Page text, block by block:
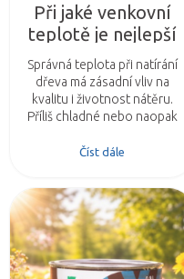
Při jaké venkovní
teplotě je nejlepší
natírat dřevo?
Praktický průvodce
pro dokonalý
výsledek
Správná teplota při natírání
dřeva má zásadní vliv na
kvalitu i životnost nátěru.
Příliš chladné nebo naopak
horší přilnavost,
zkrácení životnosti ochranné
vrstvy. Zjistěte, kdy jsou
podmínky pro natírání ideální
a na co si dát pozor.
Číst dále